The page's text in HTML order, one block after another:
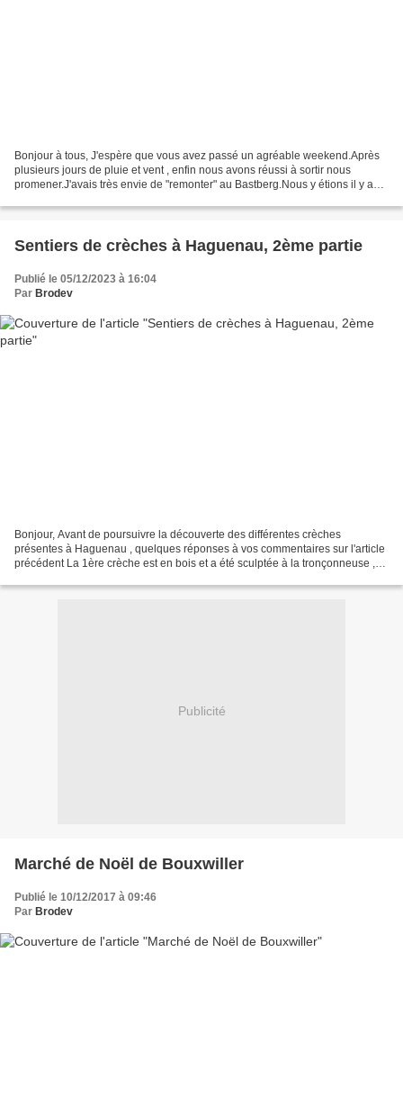
Bonjour à tous, J'espère que vous avez passé un agréable weekend.Après
plusieurs jours de pluie et vent , enfin nous avons réussi à sortir nous
promener.J'avais très envie de "remonter" au Bastberg.Nous y étions il y a
Sentiers de crèches à Haguenau, 2ème partie
Publié le 05/12/2023 à 16:04
Par Brodev
Bonjour, Avant de poursuivre la découverte des différentes crèches
présentes à Haguenau , quelques réponses à vos commentaires sur l'article
précédent La 1ère crèche est en bois et a été sculptée à la tronçonneuse ,
Publicité
Marché de Noël de Bouxwiller
Publié le 10/12/2017 à 09:46
Par Brodev